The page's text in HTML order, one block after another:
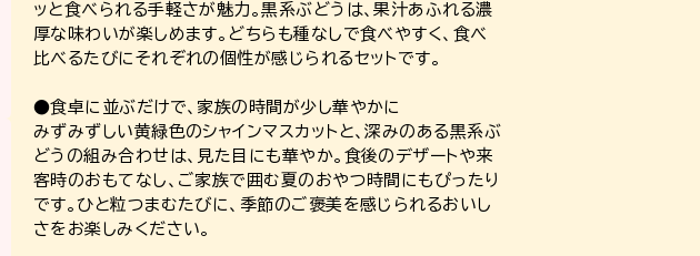
ッと食べられる手軽さが魅力。黒系ぶどうは、果汁あふれる濃
厚な味わいが楽しめます。どちらも種なしで食べやすく、食べ
比べるたびにそれぞれの個性が感じられるセットです。
●食卓に並ぶだけで、家族の時間が少し華やかに
みずみずしい黄緑色のシャインマスカットと、深みのある黒系ぶ
どうの組み合わせは、見た目にも華やか。食後のデザートや来
客時のおもてなし、ご家族で囲む夏のおやつ時間にもぴったり
です。ひと粒つまむたびに、季節のご褒美を感じられるおいし
さをお楽しみください。